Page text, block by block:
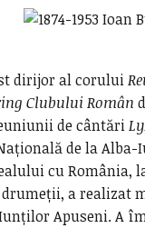
dirijor al corului
Clubului Român
de cântări
de la Alba-
cu România,
drumeții, a realizat
Apuseni. A